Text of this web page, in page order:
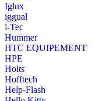
Iglux
iggual
i-Tec
Hummer
HTC EQUIPEMENT
HPE
Holts
Hofftech
Help-Flash